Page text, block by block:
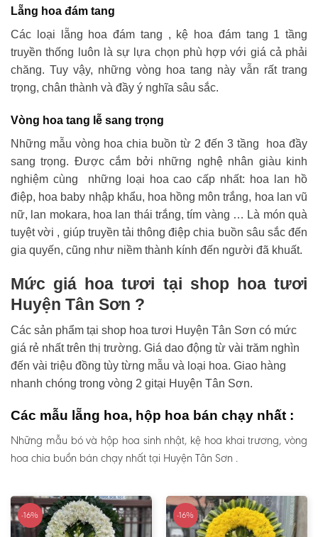
Lẵng hoa đám tang
Các loại lẵng hoa đám tang , kệ hoa đám tang 1 tầng
truyền thống luôn là sự lựa chọn phù hợp với giá cả phải
chăng. Tuy vậy, những vòng hoa tang này vẫn rất trang
trọng, chân thành và đầy ý nghĩa sâu sắc.
Vòng hoa tang lễ sang trọng
Những mẫu vòng hoa chia buồn từ 2 đến 3 tầng hoa đầy
sang trọng. Được cắm bởi những nghệ nhân giàu kinh
nghiệm cùng những loại hoa cao cấp nhất: hoa lan hồ
điệp, hoa baby nhập khẩu, hoa hồng môn trắng, hoa lan vũ
nữ, lan mokara, hoa lan thái trắng, tím vàng … Là món quà
tuyệt vời , giúp truyền tải thông điệp chia buồn sâu sắc đến
gia quyến, cũng như niềm thành kính đến người đã khuất.
Mức giá hoa tươi tại shop hoa tươi
Huyện Tân Sơn ?
Các sản phẩm tại shop hoa tươi Huyện Tân Sơn có mức
giá rẻ nhất trên thị trường. Giá dao động từ vài trăm nghìn
đến vài triệu đồng tùy từng mẫu và loại hoa. Giao hàng
nhanh chóng trong vòng 2 gitại Huyện Tân Sơn.
Các mẫu lẵng hoa, hộp hoa bán chạy nhất :
Những mẫu bó và hộp hoa sinh nhật, kệ hoa khai trương, vòng
hoa chia buồn bán chạy nhất tại Huyện Tân Sơn .
-16% -16%